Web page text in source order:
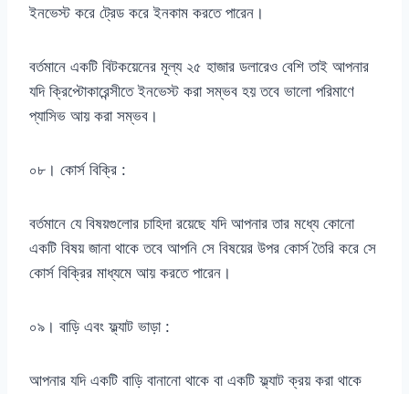
ইনভেস্ট করে ট্রেড করে ইনকাম করতে পারেন।
বর্তমানে একটি বিটকয়েনের মূল্য ২৫ হাজার ডলারেও বেশি তাই আপনার
যদি ক্রিপ্টোকারেন্সীতে ইনভেস্ট করা সম্ভব হয় তবে ভালো পরিমাণে
প্যাসিভ আয় করা সম্ভব।
০৮। কোর্স বিক্রি :
বর্তমানে যে বিষয়গুলোর চাহিদা রয়েছে যদি আপনার তার মধ্যে কোনো
একটি বিষয় জানা থাকে তবে আপনি সে বিষয়ের উপর কোর্স তৈরি করে সে
কোর্স বিক্রির মাধ্যমে আয় করতে পারেন।
০৯। বাড়ি এবং ফ্ল্যাট ভাড়া :
আপনার যদি একটি বাড়ি বানানো থাকে বা একটি ফ্ল্যাট ক্রয় করা থাকে